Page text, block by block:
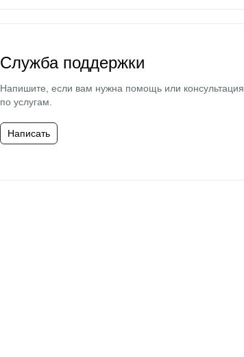
Служба поддержки
Напишите, если вам нужна помощь или консультация
по услугам.
Написать